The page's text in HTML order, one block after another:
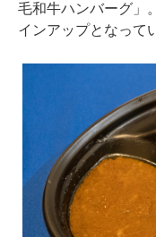
毛和牛ハンバーグ」
インアップとなって